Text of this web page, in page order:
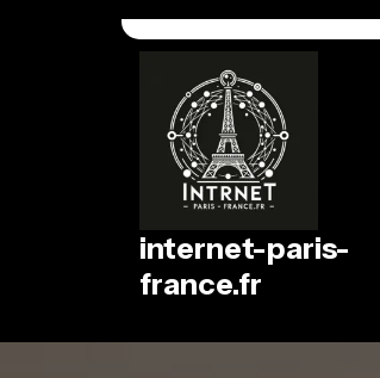
internet-paris-
france.fr